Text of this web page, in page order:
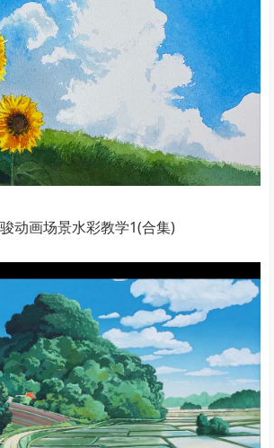
动画场景水彩教学1(合集)